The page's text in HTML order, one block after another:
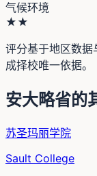
气候环境
★★
评分基于地区数据
成择校唯一依据。
安大略省的
苏圣玛丽学院
Sault College